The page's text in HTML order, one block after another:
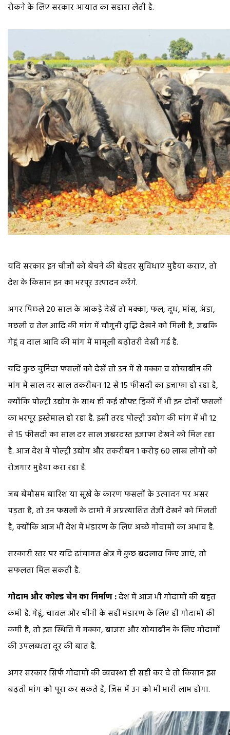
रोकने के लिए सरकार आयात का सहारा लेती है.
यदि सरकार इन चीजों को बेचने की बेहतर सुविधाएं मुहैया कराए, तो
देश के किसान इन का भरपूर उत्पादन करेंगे.
अगर पिछले 20 साल के आंकड़े देखें तो मक्का, फल, दूध, मांस, अंडा,
मछली व तेल आदि की मांग में चौगुनी वृद्धि देखने को मिली है, जबकि
गेहूं व दाल आदि की मांग में मामूली बढ़ोतरी देखी गई है.
यदि कुछ चुनिंदा फसलों को देखें तो उन में से मक्का व सोयाबीन की
मांग में साल दर साल तकरीबन 12 से 15 फीसदी का इजाफा हो रहा है,
क्योंकि पोल्ट्री उद्योग के साथ ही कई सौफ्ट ड्रिंकों में भी इन दोनों फसलों
का भरपूर इस्तेमाल हो रहा है. इसी तरह पोल्ट्री उद्योग की मांग में भी 12
से 15 फीसदी का साल दर साल जबरदस्त इजाफा देखने को मिल रहा
है. आज देश में पोल्ट्री उद्योग और तकरीबन 1 करोड़ 60 लाख लोगों को
रोजगार मुहैया करा रहा है.
जब बेमौसम बारिश या सूखे के कारण फसलों के उत्पादन पर असर
पड़ता है, तो उन फसलों के दामों में अप्रत्याशित तेजी देखने को मिलती
है, क्योंकि आज भी देश में भंडारण के लिए अच्छे गोदामों का अभाव है.
सरकारी स्तर पर यदि ढांचागत क्षेत्र में कुछ बदलाव किए जाएं, तो
सफलता मिल सकती है.
गोदाम और कोल्ड चेन का निर्माण :देश में आज भी गोदामों की बहुत
कमी है. गेहूं, चावल और चीनी के सही भंडारण के लिए ही गोदामों की
कमी है, तो इस स्थिति में मक्का, बाजरा और सोयाबीन के लिए गोदामों
की उपलब्धता दूर की बात है.
अगर सरकार सिर्फ गोदामों की व्यवस्था ही सही कर दे तो किसान इस
बढ़ती मांग को पूरा कर सकते हैं, जिस में उन को भी भारी लाभ होगा.